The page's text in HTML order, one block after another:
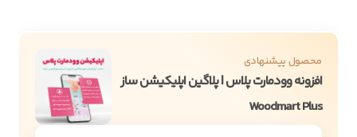
محصول پیشنهادی
افزونه وودمارت پلاس | پلاگین اپلیکیشن ساز
Woodmart Plus